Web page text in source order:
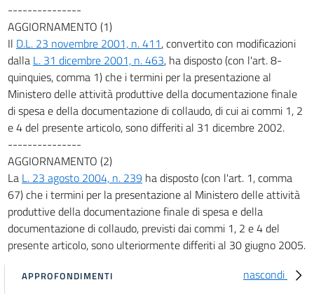
---------------
AGGIORNAMENTO (1)
Il D.L. 23 novembre 2001, n. 411, convertito con modificazioni
dalla L. 31 dicembre 2001, n. 463, ha disposto (con l'art. 8-
quinquies, comma 1) che i termini per la presentazione al
Ministero delle attività produttive della documentazione finale
di spesa e della documentazione di collaudo, di cui ai commi 1, 2
e 4 del presente articolo, sono differiti al 31 dicembre 2002.
---------------
AGGIORNAMENTO (2)
La L. 23 agosto 2004, n. 239 ha disposto (con l'art. 1, comma
67) che i termini per la presentazione al Ministero delle attività
produttive della documentazione finale di spesa e della
documentazione di collaudo, previsti dai commi 1, 2 e 4 del
presente articolo, sono ulteriormente differiti al 30 giugno 2005.
nascondi
APPROFONDIMENTI